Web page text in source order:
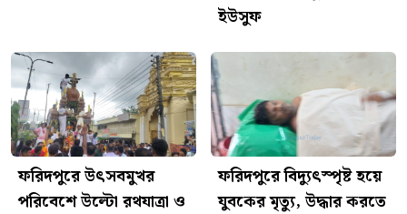
ইউসুফ
ফরিদপুরে উৎসবমুখর
পরিবেশে উল্টো রথযাত্রা ও
ফরিদপুরে বিদ্যুৎস্পৃষ্ট হয়ে
যুবকের মৃত্যু, উদ্ধার করতে